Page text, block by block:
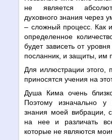
не является
духовного знания через
– сложный процесс. Как
определенное
будет зависеть от
посланник, и защиты, им
Для иллюстрации этого,
приносятся учения на
Душа Кима очень
Поэтому изначально у
знания моей вибрации,
на нее и различать
которые не являются